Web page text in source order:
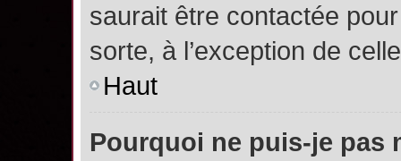
saurait être contactée
sorte, à l’exception de
Haut
Pourquoi ne puis-je pas